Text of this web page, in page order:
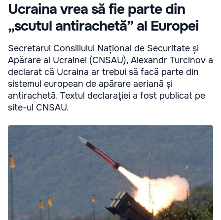
Ucraina vrea să fie parte din
„scutul antirachetă” al Europei
Secretarul Consiliului Național de Securitate și
Apărare al Ucrainei (CNSAU), Alexandr Turcinov a
declarat că Ucraina ar trebui să facă parte din
sistemul european de apărare aeriană și
antirachetă. Textul declaraţiei a fost publicat pe
site-ul CNSAU.